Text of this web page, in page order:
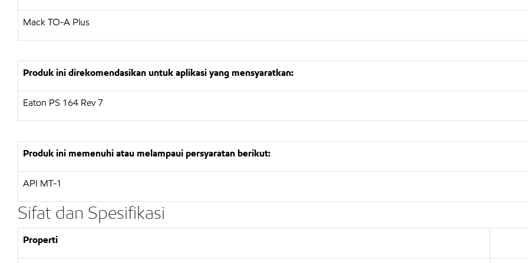
Mack TO-A Plus
Produk ini direkomendasikan untuk aplikasi yang mensyaratkan:
Eaton PS 164 Rev 7
Produk ini memenuhi atau melampaui persyaratan berikut:
API MT-1
Sifat dan Spesifikasi
Properti